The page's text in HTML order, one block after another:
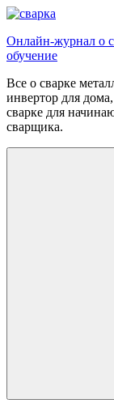
Перейти
содержимому
Онлайн-журнал о
обучение
Все о сварке
инвертор для
сварке для
сварщика.